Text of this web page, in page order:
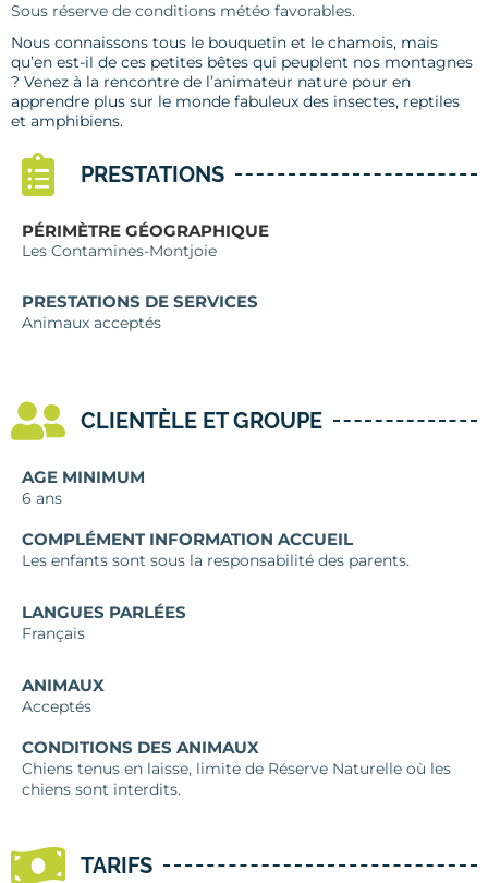
Sous réserve de conditions météo favorables.
Nous connaissons tous le bouquetin et le chamois, mais
qu’en est-il de ces petites bêtes qui peuplent nos montagnes
? Venez à la rencontre de l’animateur nature pour en
apprendre plus sur le monde fabuleux des insectes, reptiles
et amphibiens.
PRESTATIONS
PÉRIMÈTRE GÉOGRAPHIQUE
Les Contamines-Montjoie
PRESTATIONS DE SERVICES
Animaux acceptés
CLIENTÈLE ET GROUPE
AGE MINIMUM
6 ans
COMPLÉMENT INFORMATION ACCUEIL
Les enfants sont sous la responsabilité des parents.
LANGUES PARLÉES
Français
ANIMAUX
Acceptés
CONDITIONS DES ANIMAUX
Chiens tenus en laisse, limite de Réserve Naturelle où les
chiens sont interdits.
TARIFS